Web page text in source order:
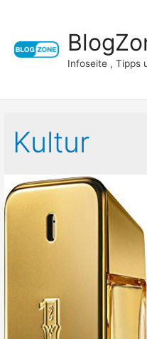
Infoseite , Tipps
Kultur